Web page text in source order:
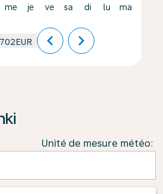
me je ve sa di lu ma
702EUR chevron_left chevron_right
Unité de mesure météo: